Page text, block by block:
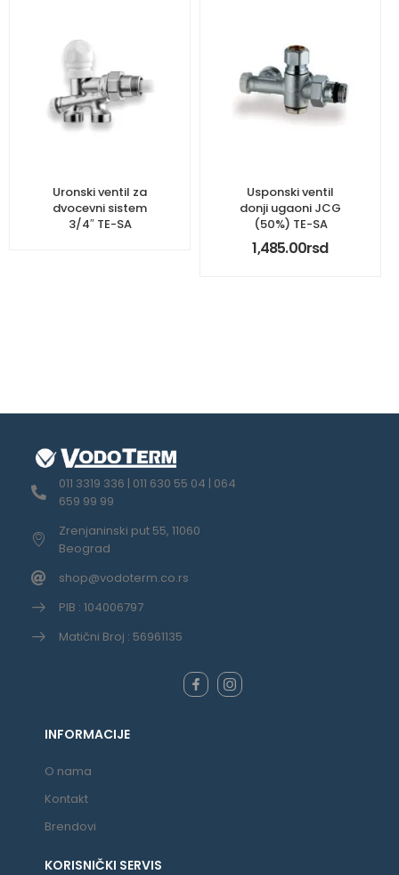
Uronski ventil za
dvocevni sistem
3/4″ TE-SA
Usponski ventil
donji ugaoni JCG
(50%) TE-SA
1,485.00rsd
011 3319 336 | 011 630 55 04 | 064
659 99 99
Zrenjaninski put 55, 11060
Beograd
shop@vodoterm.co.rs
PIB : 104006797
Matični Broj : 56961135
INFORMACIJE
O nama
Kontakt
Brendovi
KORISNIČKI SERVIS